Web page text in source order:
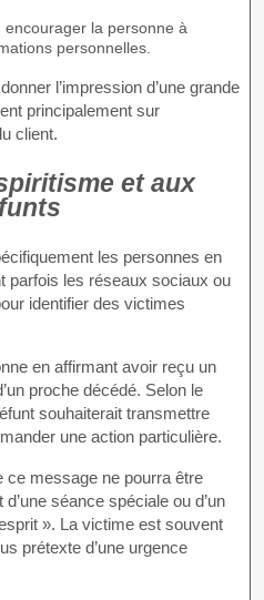
encourager la personne à
personnelles.
l’impression d’une grande
principalement sur
client.
et aux
les personnes en
parfois les réseaux sociaux ou
identifier des victimes
en affirmant avoir reçu un
proche décédé. Selon le
souhaiterait transmettre
une action particulière.
ce message ne pourra être
séance spéciale ou d’un
». La victime est souvent
prétexte d’une urgence